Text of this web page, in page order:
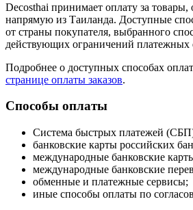
Decosthai принимает оплату за товары,
напрямую из Таиланда. Доступные
от страны покупателя, выбранного
действующих ограничений платежных
Подробнее о доступных способах
странице оплаты заказов.
Способы оплаты
Система быстрых платежей
банковские карты российских
международные банковские
международные банковские
обменные и платежные сервисы;
иные способы оплаты по